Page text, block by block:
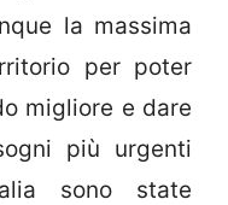
la massima
per poter
migliore e dare
più urgenti
sono state